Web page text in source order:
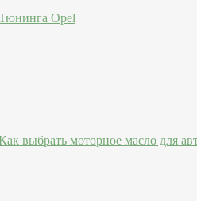
Opel
выбрать моторное масло для